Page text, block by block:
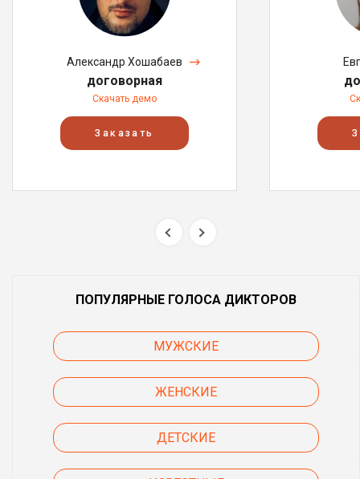
Александр Хошабаев
договорная
Скачать демо
Заказать
ПОПУЛЯРНЫЕ ГОЛОСА ДИКТОРОВ
МУЖСКИЕ
ЖЕНСКИЕ
ДЕТСКИЕ